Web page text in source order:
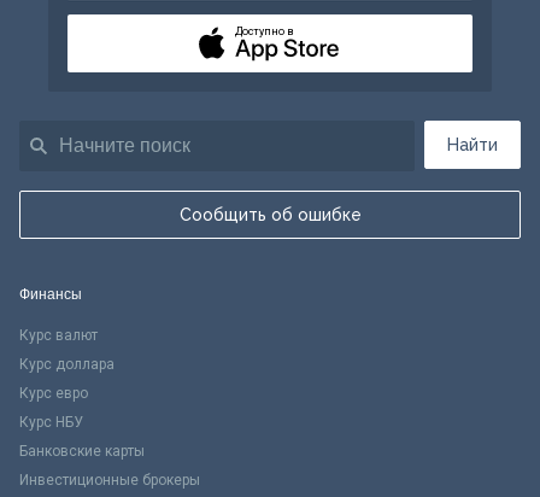
Найти
Сообщить об ошибке
Доступно в
Финансы
Курс валют
Курс доллара
Курс евро
Курс НБУ
Банковские карты
Инвестиционные брокеры